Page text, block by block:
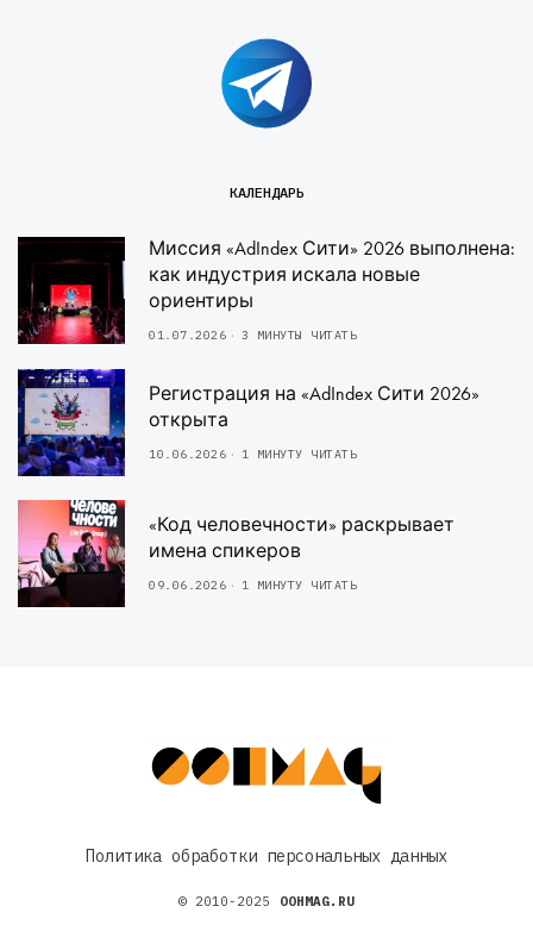
КАЛЕНДАРЬ
Миссия «AdIndex Сити» 2026 выполнена:
как индустрия искала новые
ориентиры
01.07.2026 3 МИНУТЫ ЧИТАТЬ
Регистрация на «AdIndex Сити 2026»
открыта
10.06.2026 1 МИНУТУ ЧИТАТЬ
«Код человечности» раскрывает
имена спикеров
09.06.2026 1 МИНУТУ ЧИТАТЬ
Политика обработки персональных данных
© 2010-2025 OOHMAG.RU